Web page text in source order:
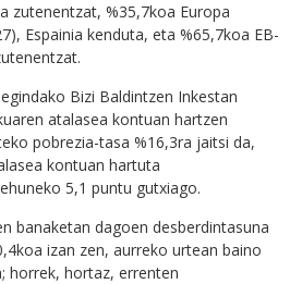
zutenentzat, %35,7koa Europa
Espainia kenduta, eta %65,7koa EB-
Bizi Baldintzen Inkestan
atalasea kontuan hartzen
pobrezia-tasa %16,3ra jaitsi da,
kontuan hartuta
5,1 puntu gutxiago.
banaketan dagoen desberdintasuna
izan zen, aurreko urtean baino
horrek, hortaz, errenten